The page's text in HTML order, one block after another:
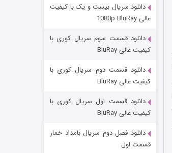
مردگان متحرک: شهر مرده ۳
دانلود سریال بیست و یک با کیفیت
عالی 1080p BluRay
دانلود قسمت سوم سریال کوری با
کیفیت عالی BluRay
دانلود قسمت دوم سریال کوری با
کیفیت عالی BluRay
دانلود قسمت اول سریال کوری با
کیفیت عالی BluRay
دانلود فصل دوم سریال بامداد خمار
قسمت اول